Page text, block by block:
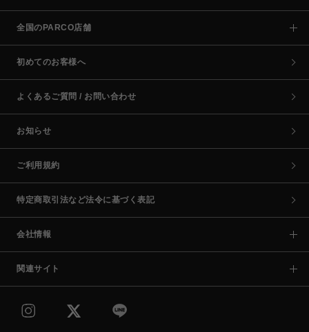
全国のPARCO店舗
初めてのお客様へ
よくあるご質問 / お問い合わせ
お知らせ
ご利用規約
特定商取引法など法令に基づく表記
会社情報
関連サイト